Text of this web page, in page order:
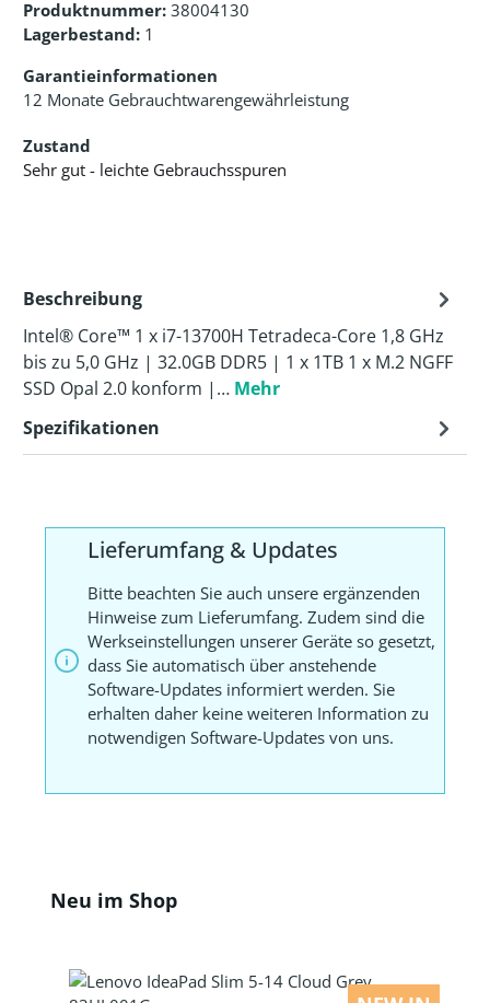
Produktnummer: 38004130
Lagerbestand: 1
Garantieinformationen
12 Monate Gebrauchtwarengewährleistung
Zustand
Sehr gut - leichte Gebrauchsspuren
Beschreibung
Intel® Core™ 1 x i7-13700H Tetradeca-Core 1,8 GHz
bis zu 5,0 GHz | 32.0GB DDR5 | 1 x 1TB 1 x M.2 NGFF
SSD Opal 2.0 konform |… Mehr
Spezifikationen
Lieferumfang & Updates
Bitte beachten Sie auch unsere ergänzenden
Hinweise zum Lieferumfang. Zudem sind die
Werkseinstellungen unserer Geräte so gesetzt,
dass Sie automatisch über anstehende
Software-Updates informiert werden. Sie
erhalten daher keine weiteren Information zu
notwendigen Software-Updates von uns.
Produktgalerie überspringen
Neu im Shop